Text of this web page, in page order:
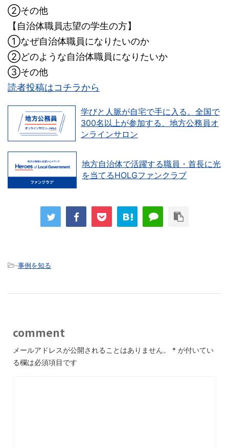
②その他
【自治体職員志望の学生の方】
①なぜ自治体職員になりたいのか
②どのような自治体職員になりたいか
③その他
読者投稿はコチラから
学びと人脈が自宅で手に入る。全国で
300名以上が参加する、地方公務員オ
ンラインサロン
地方自治体で活躍する職員・首長に光
を当てるHOLGファンクラブ
-事例を知る
comment
メールアドレスが公開されることはありません。 * が付いてい
る欄は必須項目です